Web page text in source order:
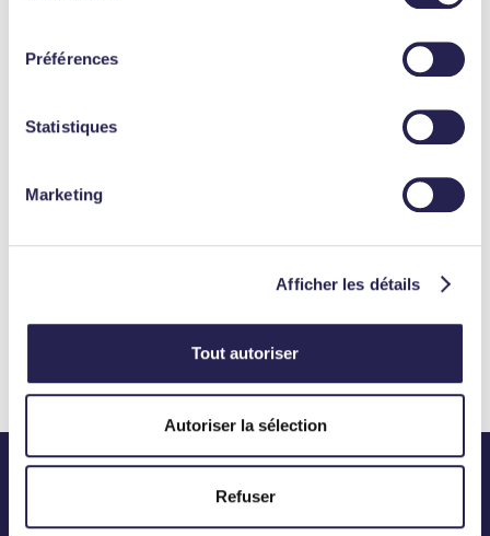
Préférences
Statistiques
Marketing
Afficher les détails
Tout autoriser
Autoriser la sélection
Refuser